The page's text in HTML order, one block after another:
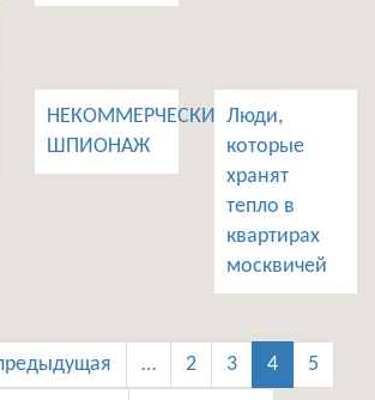
НЕКОММЕРЧЕСКИЙ
ШПИОНАЖ
Люди,
которые
хранят
тепло в
квартирах
москвичей
… 2 3 4 5